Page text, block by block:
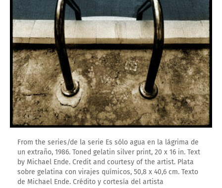
From the series/de la serie Es sólo agua en la lágrima de
un extraño, 1986. Toned gelatin silver print, 20 x 16 in. Text
by Michael Ende. Credit and courtesy of the artist. Plata
sobre gelatina con virajes químicos, 50,8 x 40,6 cm. Texto
de Michael Ende. Crédito y cortesía del artista